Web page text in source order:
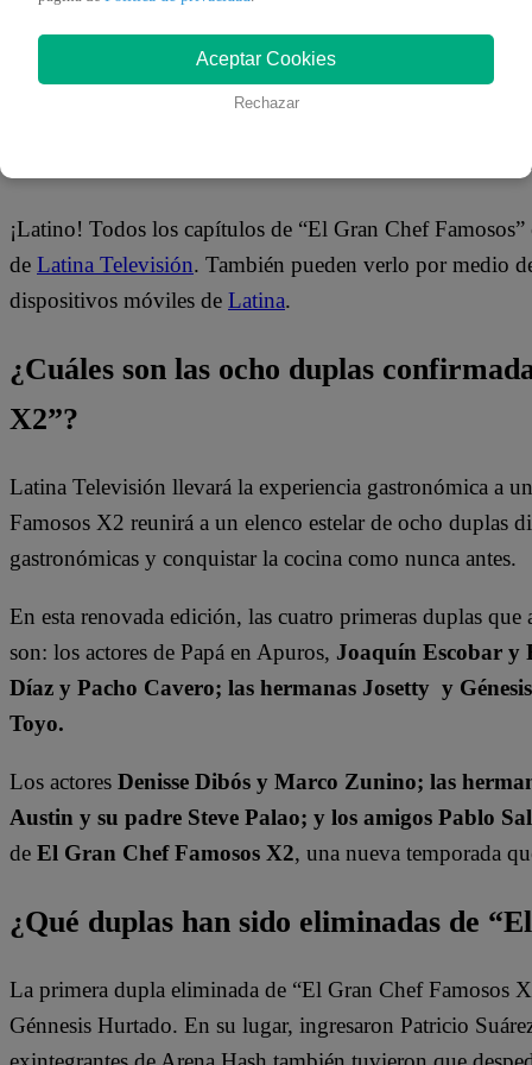
¿Dónde ver todos los capítulos de “El
¡Latino! Todos los capítulos de “El Gran Chef
de Latina Televisión. También pueden verlo por medio
dispositivos móviles de Latina.
¿Cuáles son las ocho duplas
X2”?
Latina Televisión llevará la experiencia gastronómica a
Famosos X2 reunirá a un elenco estelar de ocho duplas
gastronómicas y conquistar la cocina como nunca antes.
En esta renovada edición, las cuatro primeras duplas
son: los actores de Papá en Apuros, Joaquín Escobar y
Díaz y Pacho Cavero; las hermanas Josetty y
Toyo.
Los actores Denisse Dibós y Marco Zunino; las
Austin y su padre Steve Palao; y los amigos Pablo
de El Gran Chef Famosos X2, una nueva temporada
¿Qué duplas han sido eliminadas de
La primera dupla eliminada de “El Gran Chef Famosos
Génnesis Hurtado. En su lugar, ingresaron Patricio
Aceptar Cookies
Rechazar